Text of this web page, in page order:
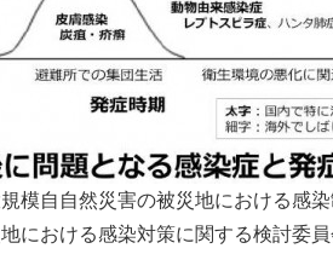
模自自然災害の被災地における感
における感染対策に関する検討委員